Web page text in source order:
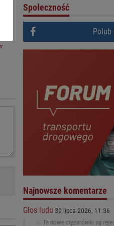
Społeczność
Polub
Najnowsze komentarze
Głos ludu 30 lipca 2026, 11:36
Te nowe ciężarówki są